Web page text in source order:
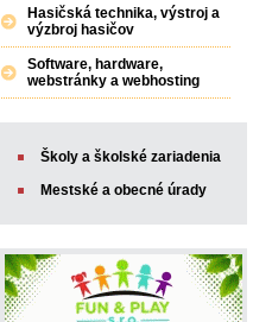
Hasičská technika, výstroj a
výzbroj hasičov
Software, hardware,
webstránky a webhosting
Školy a školské zariadenia
Mestské a obecné úrady